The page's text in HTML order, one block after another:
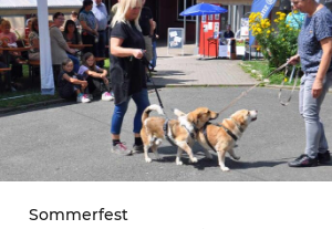
Hochfranken
Sommerfest